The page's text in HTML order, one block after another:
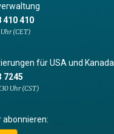
410 410
(CET)
für USA und Kanada
7245
Uhr (CST)
abonnieren: